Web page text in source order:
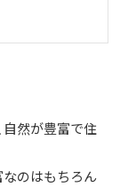
自然が豊富で住
なのはもちろん